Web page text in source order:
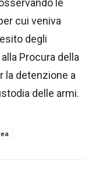
le
cui veniva
degli
alla Procura della
la detenzione a
delle armi.